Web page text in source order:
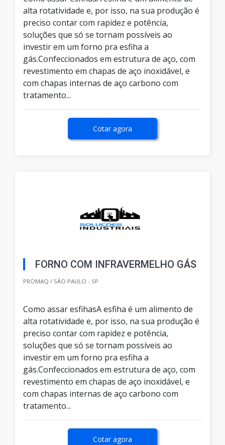
alta rotatividade e, por isso, na sua produção é
preciso contar com rapidez e potência,
soluções que só se tornam possíveis ao
investir em um forno pra esfiha a
gás.Confeccionados em estrutura de aço, com
revestimento em chapas de aço inoxidável, e
com chapas internas de aço carbono com
tratamento...
Cotar agora
FORNO COM INFRAVERMELHO GÁS
PROMAQ / SÃO PAULO - SP
Como assar esfihasA esfiha é um alimento de
alta rotatividade e, por isso, na sua produção é
preciso contar com rapidez e potência,
soluções que só se tornam possíveis ao
investir em um forno pra esfiha a
gás.Confeccionados em estrutura de aço, com
revestimento em chapas de aço inoxidável, e
com chapas internas de aço carbono com
tratamento...
Cotar agora